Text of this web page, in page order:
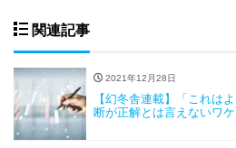
関連記事
2021年12月28日
【幻冬舎連載】「これは
断が正解とは言えないワケ